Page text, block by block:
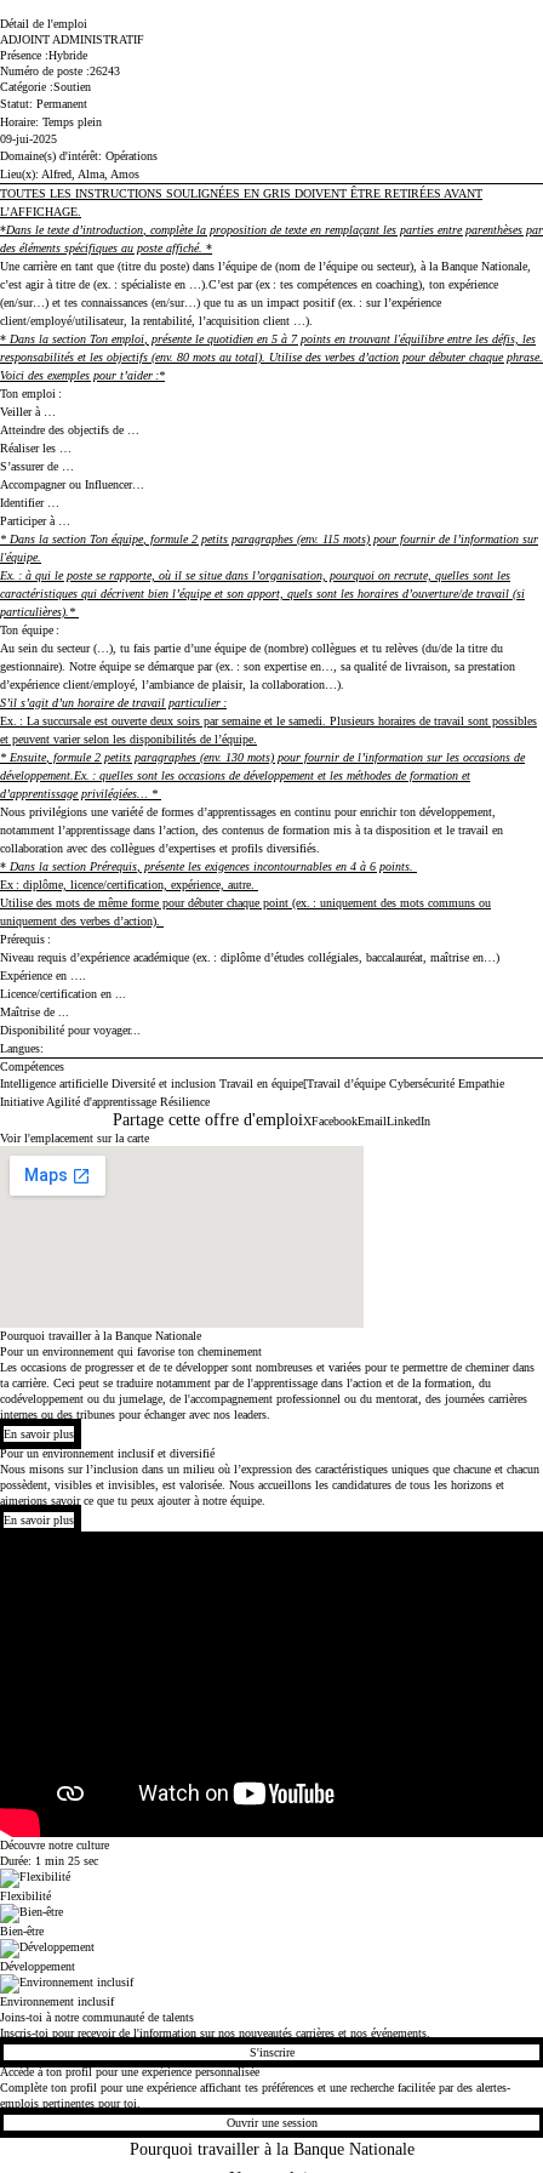
Détail de l'emploi
ADJOINT ADMINISTRATIF
­­­­­­­­­Présence Hybride
Numéro de poste 26243
­­­Catégorie Soutien
Statut: Permanent
Horaire: Temps plein
09-jui-2025
Domaine(s) d'intérêt: Opérations
Lieu(x): Alfred, Alma, Amos
TOUTES LES INSTRUCTIONS SOULIGNÉES EN GRIS DOIVENT ÊTRE RETIRÉES AVANT
L’AFFICHAGE.
*Dans letexte d’introduction , complète la proposition de texte en remplaçant les parties entre parenthèses par
des éléments spécifiques au poste affiché. *
Une carrière en tant que (titre du poste) dans l’équipe de (nom de l’équipe ou secteur) , à la Banque Nationale,
c’est agir à titre de (ex. : spécialiste en …) .C’est par(ex : tes compétences en coaching) , ton expérience
(en/sur…) et tes connaissances (en/sur…) que tu as un impact positif(ex. : sur l’expérience
client/employé/utilisateur, la rentabilité, l’acquisition client …)
* Dans la section Ton emploi , présente le quotidien en 5 à 7 points en trouvant l'équilibre entre les défis, les
responsabilités et les objectifs (env. 80 mots au total). Utilise des verbes d’action pour débuter chaque phrase.
Voici des exemples pour t’aider :*
Ton emploi :
Veiller à …
Atteindre des objectifs de …
Réaliser les …
S’assurer de …
Accompagner ou Influencer…
Identifier …
Participer à …
* Dans la section Ton équipe, formule 2 petits paragraphes (env. 115 mots) pour fournir de l’information sur
l'équipe.
Ex. : à qui le poste se rapporte, où il se situe dans l’organisation, pourquoi on recrute, quelles sont les
caractéristiques qui décrivent bien l’équipe et son apport, quels sont les horaires d’ouverture/de travail (si
particulières).*
Ton équipe :
Au sein du secteur(…) , tu fais partie d’une équipe de (nombre) collègues et tu relèves (du/de la titre du
gestionnaire) . Notre équipe se démarque par(ex. : son expertise en…, sa qualité de livraison, sa prestation
d’expérience client/employé, l’ambiance de plaisir, la collaboration…)
S’il s’agit d’un horaire de travail particulier :
Ex. : La succursale est ouverte deux soirs par semaine et le samedi. Plusieurs horaires de travail sont possibles
et peuvent varier selon les disponibilités de l’équipe.
* Ensuite, formule 2 petits paragraphes (env. 130 mots) pour fournir de l’information sur les occasions de
développement. Ex. : quelles sont les occasions de développement et les méthodes de formation et
d’apprentissage privilégiées… *
Nous privilégions une variété de formes d’apprentissages en continu pour enrichir ton développement,
notamment l’apprentissage dans l’action, des contenus de formation mis à ta disposition et le travail en
collaboration avec des collègues d’expertises et profils diversifiés.
* Dans la section Prérequis , présente les exigences incontournables en 4 à 6 points.
Ex : diplôme, licence/certification, expérience, autre.
Utilise des mots de même forme pour débuter chaque point (ex. : uniquement des mots communs ou
uniquement des verbes d’action).
Prérequis :
Niveau requis d’expérience académique (ex. : diplôme d’études collégiales, baccalauréat, maîtrise en…)
Expérience en ….
Licence/certification en ...
Maîtrise de ...
Disponibilité pour voyager...
Langues:
Compétences
Press space or enter keys to toggle section visibility
Intelligence artificielle Diversité et inclusion Travail en équipe[Travail d’équipe Cybersécurité Empathie
Initiative Agilité d'apprentissage Résilience
Partage cette offre d'emploiXFacebookEmailLinkedIn
Voir l'emplacement sur la carte
Pourquoi travailler à la Banque Nationale
Pour un environnement qui favorise ton cheminement
Les occasions de progresser et de te développer sont nombreuses et variées pour te permettre de cheminer dans
ta carrière. Ceci peut se traduire notamment par de l'apprentissage dans l'action et de la formation, du
codéveloppement ou du jumelage, de l'accompagnement professionnel ou du mentorat, des journées carrières
internes ou des tribunes pour échanger avec nos leaders.
En savoir plus
Pour un environnement inclusif et diversifié
Nous misons sur l’inclusion dans un milieu où l’expression des caractéristiques uniques que chacune et chacun
possèdent, visibles et invisibles, est valorisée. Nous accueillons les candidatures de tous les horizons et
aimerions savoir ce que tu peux ajouter à notre équipe.
En savoir plus
Découvre notre culture
Durée: 1 min 25 sec
Flexibilité
Bien-être
Développement
Environnement inclusif
Joins-toi à notre communauté de talents
Inscris-toi pour recevoir de l'information sur nos nouveautés carrières et nos événements.
S'inscrire
Accède à ton profil pour une expérience personnalisée
Complète ton profil pour une expérience affichant tes préférences et une recherche facilitée par des alertes-
emplois pertinentes pour toi.
Ouvrir une session
Pourquoi travailler à la Banque Nationale